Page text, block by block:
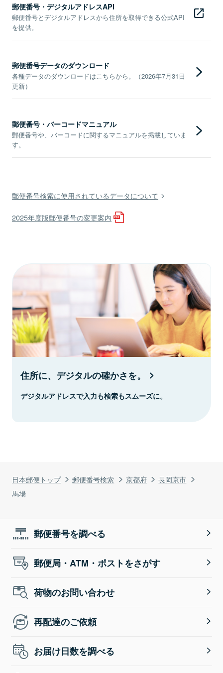
日本郵便トップ 郵便番号検索 京都府
長岡京市
馬場
郵便番号・デジタルアドレスAPI
郵便番号とデジタルアドレスから住所を取得できる公式API
を提供。
郵便番号データのダウンロード
各種データのダウンロードはこちらから。（2026年7月31日
更新）
郵便番号・バーコードマニュアル
郵便番号や、バーコードに関するマニュアルを掲載していま
す。
郵便番号検索に使用されているデータについて
2025年度版郵便番号の変更案内
住所に、デジタルの確かさを。
デジタルアドレスで入力も検索もスムーズに。
郵便番号を調べる
郵便局・ATM・ポストをさがす
荷物のお問い合わせ
再配達のご依頼
お届け日数を調べる